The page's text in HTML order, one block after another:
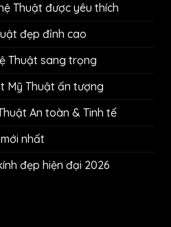
Thuật được yêu thích
đẹp đỉnh cao
Thuật sang trọng
Mỹ Thuật ấn tượng
An toàn & Tinh tế
nhất
đẹp hiện đại 2026